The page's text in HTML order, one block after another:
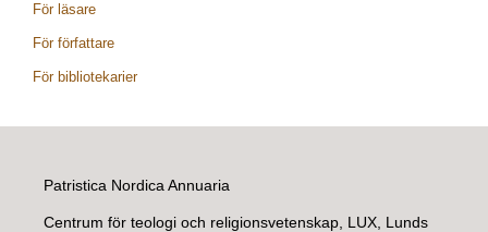
För läsare
För författare
För bibliotekarier
Patristica Nordica Annuaria
Centrum för teologi och religionsvetenskap, LUX, Lunds